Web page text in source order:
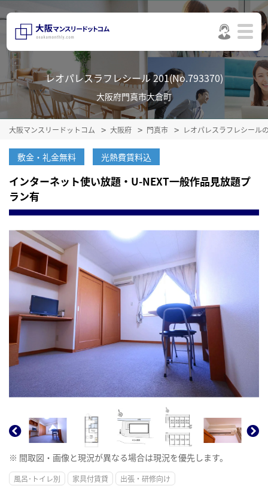
レオパレスラフレシール 201(No.793370)
大阪府門真市大倉町
大阪マンスリードットコム 大阪府 門真市 レオパレスラフレシール
敷金・礼金無料 光熱費賃料込
インターネット使い放題・U-NEXT一般作品見放題プ
ラン有
※ 間取図・画像と現況が異なる場合は現況を優先します。
風呂･トイレ別 家具付賃貸 出張・研修向け